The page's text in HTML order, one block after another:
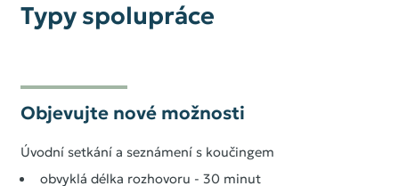
Typy spolupráce
Objevujte nové možnosti
Úvodní setkání a seznámení s koučingem
obvyklá délka rozhovoru - 30 minut